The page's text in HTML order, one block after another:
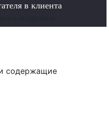
в клиента
содержащие